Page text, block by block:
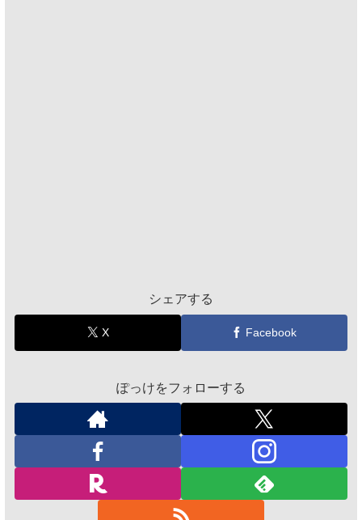
シェアする
X Facebook
ぽっけをフォローする